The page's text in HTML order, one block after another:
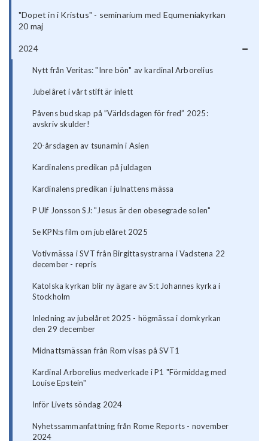
"Dopet in i Kristus" - seminarium med Equmeniakyrkan
20 maj
2024
Nytt från Veritas: "Inre bön" av kardinal Arborelius
Jubelåret i vårt stift är inlett
Påvens budskap på ”Världsdagen för fred” 2025:
avskriv skulder!
20-årsdagen av tsunamin i Asien
Kardinalens predikan på juldagen
Kardinalens predikan i julnattens mässa
P Ulf Jonsson SJ: "Jesus är den obesegrade solen"
Se KPN:s film om jubelåret 2025
Votivmässa i SVT från Birgittasystrarna i Vadstena 22
december - repris
Katolska kyrkan blir ny ägare av S:t Johannes kyrka i
Stockholm
Inledning av jubelåret 2025 - högmässa i domkyrkan
den 29 december
Midnattsmässan från Rom visas på SVT1
Kardinal Arborelius medverkade i P1 "Förmiddag med
Louise Epstein"
Inför Livets söndag 2024
Nyhetssammanfattning från Rome Reports - november
2024